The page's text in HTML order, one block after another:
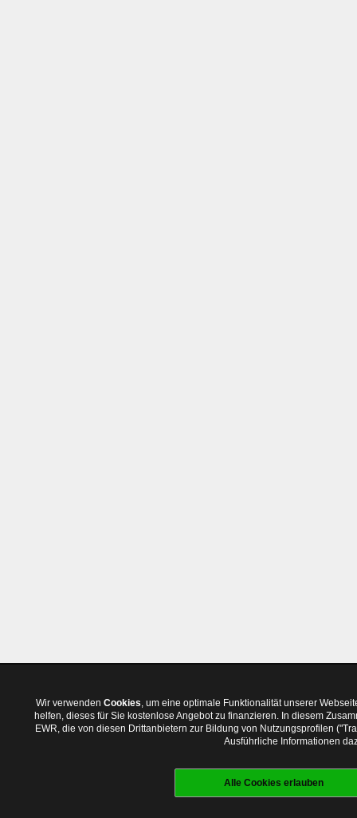
Wir verwenden Cookies, um eine optimale Funktionalität unserer
helfen, dieses für Sie kostenlose Angebot zu finanzieren. In diesem
EWR, die von diesen Drittanbietern zur Bildung von Nutzungsprofilen
Ausführliche Informationen
Alle Cookies erlauben